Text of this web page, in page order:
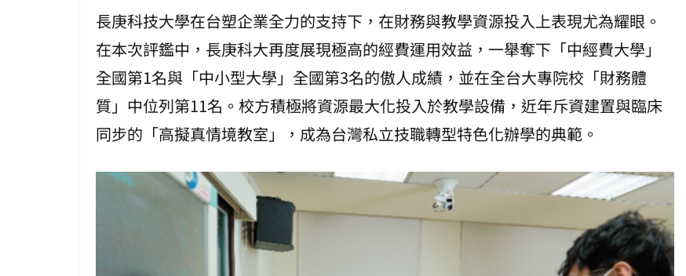
長庚科技大學在台塑企業全力的支持下，在財務與教學資源投入上表現尤為耀眼。
在本次評鑑中，長庚科大再度展現極高的經費運用效益，一舉奪下「中經費大學」
全國第1名與「中小型大學」全國第3名的傲人成績，並在全台大專院校「財務體
質」中位列第11名。校方積極將資源最大化投入於教學設備，近年斥資建置與臨床
同步的「高擬真情境教室」，成為台灣私立技職轉型特色化辦學的典範。